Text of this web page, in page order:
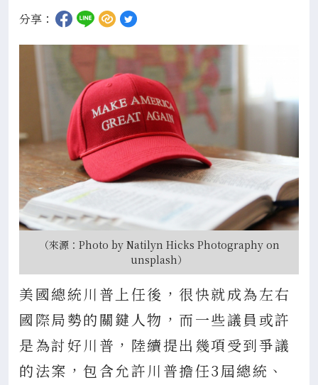
分享：
（來源：Photo by Natilyn Hicks Photography on
unsplash）
美國總統川普上任後，很快就成為左右
國際局勢的關鍵人物，而一些議員或許
是為討好川普，陸續提出幾項受到爭議
的法案，包含允許川普擔任3屆總統、